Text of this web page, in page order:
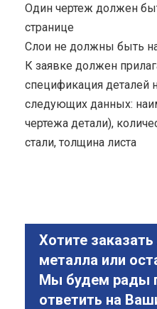
Один чертеж должен
странице
Cлои не должны быть
К заявке должен
спецификация деталей
следующих данных:
чертежа детали),
стали, толщина листа
Хотите
металла или
Мы будем рады
ответить на